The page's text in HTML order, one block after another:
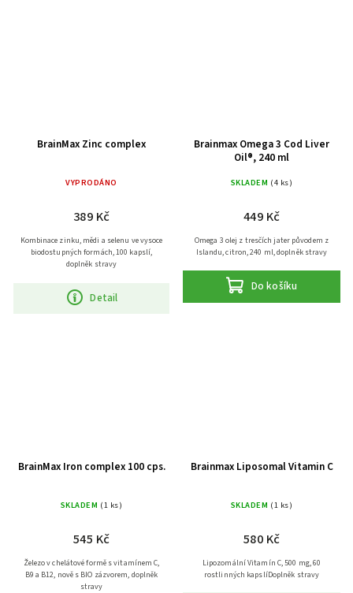
BrainMax Zinc complex
VYPRODÁNO
389 Kč
Detail
Kombinace zinku, mědi a selenu ve vysoce
biodostupných formách, 100 kapslí,
doplněk stravy
Brainmax Omega 3 Cod Liver
Oil®, 240 ml
SKLADEM (4 ks)
449 Kč
Do košíku
Omega 3 olej z tresčích jater původem z
Islandu, citron, 240 ml, doplněk stravy
BrainMax Iron complex 100 cps.
SKLADEM (1 ks)
545 Kč
Železo v chelátové formě s vitamínem C,
B9 a B12, nově s BIO zázvorem, doplněk
stravy
Brainmax Liposomal Vitamin C
SKLADEM (1 ks)
580 Kč
Lipozomální Vitamín C, 500 mg, 60
rostlinných kapslíDoplněk stravy